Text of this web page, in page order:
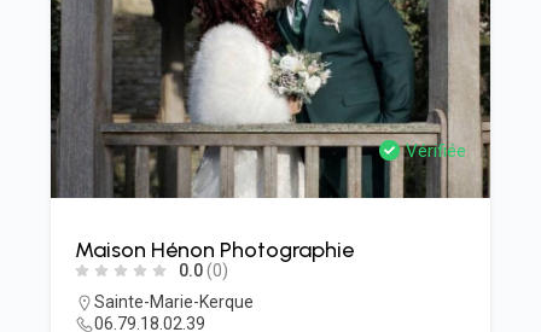
Vérifiée
Maison Hénon Photographie
0.0(0)
Sainte-Marie-Kerque
06.79.18.02.39